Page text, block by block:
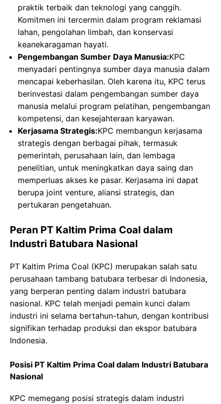
praktik terbaik dan teknologi yang canggih.
Komitmen ini tercermin dalam program reklamasi
lahan, pengolahan limbah, dan konservasi
keanekaragaman hayati.
Pengembangan Sumber Daya Manusia:KPC
menyadari pentingnya sumber daya manusia dalam
mencapai keberhasilan. Oleh karena itu, KPC terus
berinvestasi dalam pengembangan sumber daya
manusia melalui program pelatihan, pengembangan
kompetensi, dan kesejahteraan karyawan.
Kerjasama Strategis:KPC membangun kerjasama
strategis dengan berbagai pihak, termasuk
pemerintah, perusahaan lain, dan lembaga
penelitian, untuk meningkatkan daya saing dan
memperluas akses ke pasar. Kerjasama ini dapat
berupa joint venture, aliansi strategis, dan
pertukaran pengetahuan.
Peran PT Kaltim Prima Coal dalam
Industri Batubara Nasional
PT Kaltim Prima Coal (KPC) merupakan salah satu
perusahaan tambang batubara terbesar di Indonesia,
yang berperan penting dalam industri batubara
nasional. KPC telah menjadi pemain kunci dalam
industri ini selama bertahun-tahun, dengan kontribusi
signifikan terhadap produksi dan ekspor batubara
Indonesia.
Posisi PT Kaltim Prima Coal dalam Industri Batubara
Nasional
KPC memegang posisi strategis dalam industri